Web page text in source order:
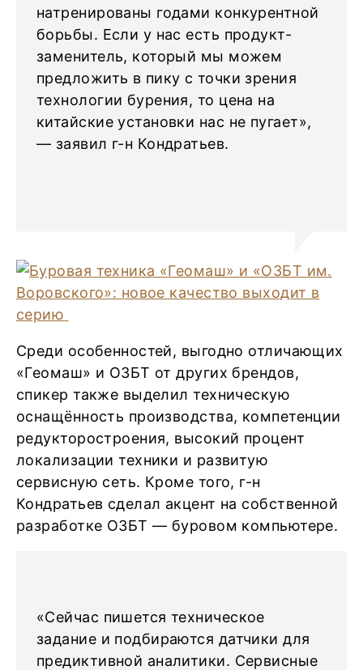
натренированы годами конкурентной
борьбы. Если у нас есть продукт-
заменитель, который мы можем
предложить в пику с точки зрения
технологии бурения, то цена на
китайские установки нас не пугает»,
— заявил г-н Кондратьев.
Среди особенностей, выгодно отличающих
«Геомаш» и ОЗБТ от других брендов,
спикер также выделил техническую
оснащённость производства, компетенции
редукторостроения, высокий процент
локализации техники и развитую
сервисную сеть. Кроме того, г-н
Кондратьев сделал акцент на собственной
разработке ОЗБТ — буровом компьютере.
«Сейчас пишется техническое
задание и подбираются датчики для
предиктивной аналитики. Сервисные